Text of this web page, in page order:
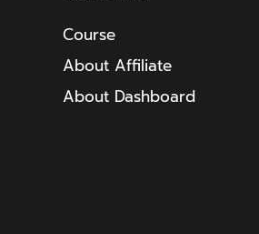
Course
About Affiliate
About Dashboard